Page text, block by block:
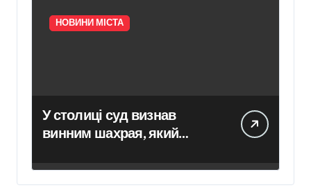
НОВИНИ МІСТА
У столиці суд визнав
винним шахрая, який
захисника на 455 тис. грн